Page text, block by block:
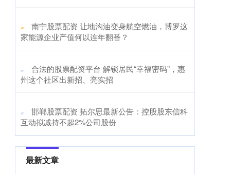
​南宁股票配资 让地沟油变身航空燃油，博罗这
家能源企业产值何以连年翻番？
​合法的股票配资平台 解锁居民“幸福密码”，惠
州这个社区出新招、亮实招
​邯郸股票配资 拓尔思最新公告：控股股东信科
互动拟减持不超2%公司股份
最新文章